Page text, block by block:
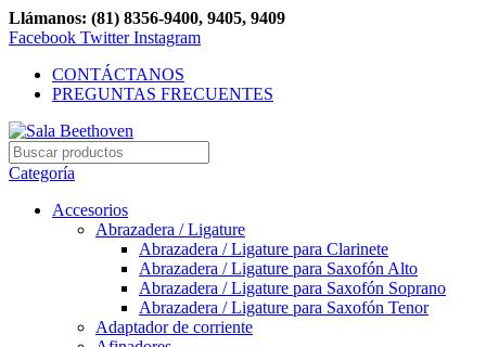
Llámanos: (81) 8356-9400, 9405, 9409
Facebook Twitter Instagram
CONTÁCTANOS
PREGUNTAS FRECUENTES
Categoría
Accesorios
Abrazadera / Ligature
Abrazadera / Ligature para Clarinete
Abrazadera / Ligature para Saxofón Alto
Abrazadera / Ligature para Saxofón Soprano
Abrazadera / Ligature para Saxofón Tenor
Adaptador de corriente